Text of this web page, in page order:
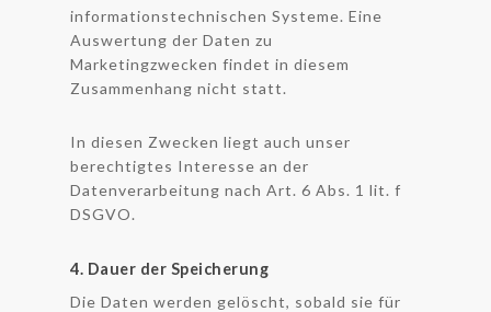
informationstechnischen Systeme. Eine
Auswertung der Daten zu
Marketingzwecken findet in diesem
Zusammenhang nicht statt.
In diesen Zwecken liegt auch unser
berechtigtes Interesse an der
Datenverarbeitung nach Art. 6 Abs. 1 lit. f
DSGVO.
4. Dauer der Speicherung
Die Daten werden gelöscht, sobald sie für